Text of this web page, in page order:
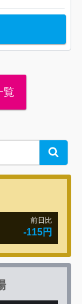
覧
Search
前日比
-115円